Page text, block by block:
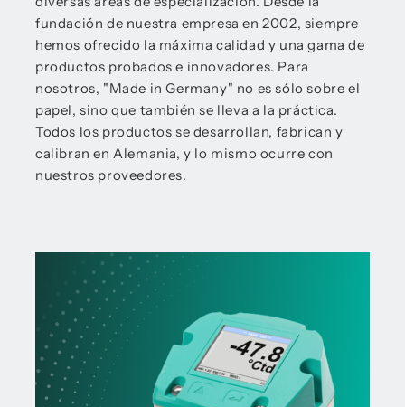
fundación de nuestra empresa en 2002, siempre
hemos ofrecido la máxima calidad y una gama de
productos probados e innovadores. Para
nosotros, "Made in Germany" no es sólo sobre el
papel, sino que también se lleva a la práctica.
Todos los productos se desarrollan, fabrican y
calibran en Alemania, y lo mismo ocurre con
nuestros proveedores.